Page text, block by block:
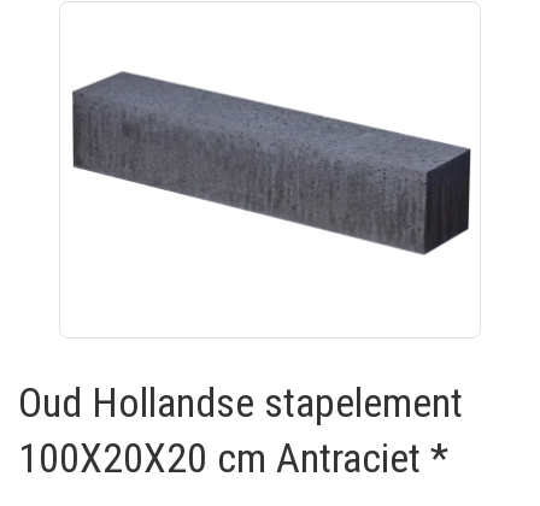
Oud Hollandse stapelement
100X20X20 cm Antraciet *